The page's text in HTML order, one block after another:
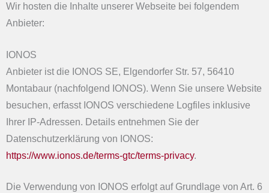
Wir hosten die Inhalte unserer Webseite bei folgendem
Anbieter:
IONOS
Anbieter ist die IONOS SE, Elgendorfer Str. 57, 56410
Montabaur (nachfolgend IONOS). Wenn Sie unsere Website
besuchen, erfasst IONOS verschiedene Logfiles inklusive
Ihrer IP-Adressen. Details entnehmen Sie der
Datenschutzerklärung von IONOS:
https://www.ionos.de/terms-gtc/terms-privacy.
Die Verwendung von IONOS erfolgt auf Grundlage von Art. 6